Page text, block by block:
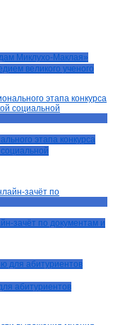
Миклухо-Маклая»
великого ученого
этапа конкурса
зачёт по документам и
абитуриентов